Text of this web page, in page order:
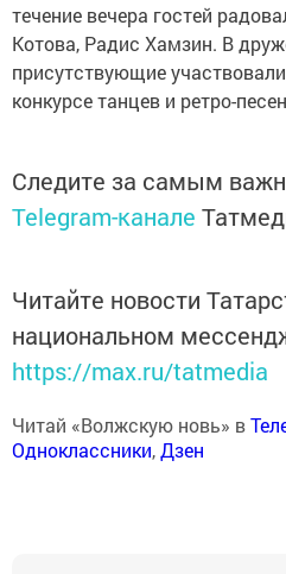
течение вечера гостей
Котова, Радис Хамзин. В
присутствующие
конкурсе танцев и ретро-
Следите за самым
Telegram-канале
Читайте новости
национальном
https://max.ru/tatmedia
Читай «Волжскую новь» в
Одноклассники,Дзен